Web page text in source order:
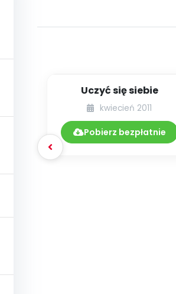
Uczyć się siebie
kwiecień 2011
Pobierz bezpłatnie